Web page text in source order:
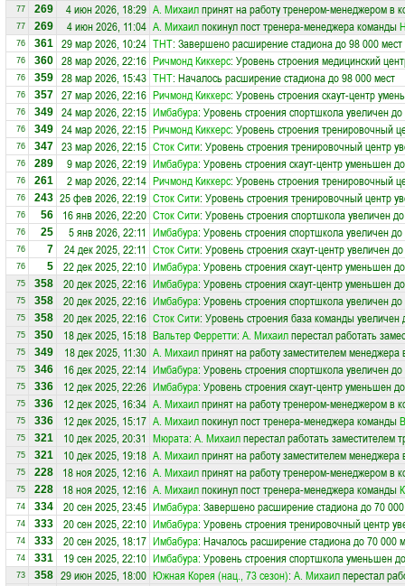
77 269 4 июн 2026, 18:29 А. Михаилпринят на работу тренером-менеджером в
77 269 4 июн 2026, 11:04 А. Михаилпокинул пост тренера-менеджера команды
76 361 29 мар 2026, 10:24 ТНТ: Завершено расширение стадиона до 98 000 мест
76 360 28 мар 2026, 22:16 Ричмонд Киккерс: Уровень строения медицинский
76 359 28 мар 2026, 15:43 ТНТ: Началось расширение стадиона до 98 000 мест
76 357 27 мар 2026, 22:16 Ричмонд Киккерс: Уровень строения скаут-центр
76 349 24 мар 2026, 22:15 Имбабура: Уровень строения спортшкола увеличен
76 349 24 мар 2026, 22:15 Ричмонд Киккерс: Уровень строения тренировочный
76 347 23 мар 2026, 22:15 Сток Сити: Уровень строения тренировочный центр
76 289 9 мар 2026, 22:19 Имбабура: Уровень строения скаут-центр уменьшен
76 261 2 мар 2026, 22:14 Ричмонд Киккерс: Уровень строения тренировочный
76 243 25 фев 2026, 22:19 Сток Сити: Уровень строения тренировочный центр
76 56 16 янв 2026, 22:20 Сток Сити: Уровень строения спортшкола увеличен
76 25 5 янв 2026, 22:11 Имбабура: Уровень строения спортшкола увеличен
76 7 24 дек 2025, 22:11 Сток Сити: Уровень строения скаут-центр увеличен
76 5 22 дек 2025, 22:10 Имбабура: Уровень строения скаут-центр уменьшен
75 358 20 дек 2025, 22:16 Имбабура: Уровень строения скаут-центр уменьшен
75 358 20 дек 2025, 22:16 Имбабура: Уровень строения спортшкола увеличен
75 358 20 дек 2025, 22:16 Сток Сити: Уровень строения база команды увеличен
75 350 18 дек 2025, 15:18 Вальтер Ферретти: А. Михаилперестал работать
75 349 18 дек 2025, 11:30 А. Михаилпринят на работу заместителем
75 346 16 дек 2025, 22:14 Имбабура: Уровень строения спортшкола увеличен
75 336 12 дек 2025, 22:26 Имбабура: Уровень строения скаут-центр уменьшен
75 336 12 дек 2025, 16:34 А. Михаилпринят на работу тренером-менеджером в
75 336 12 дек 2025, 15:17 А. Михаилпокинул пост тренера-менеджера команды
75 321 10 дек 2025, 20:31 Мюрата: А. Михаилперестал работать заместителем
75 321 10 дек 2025, 19:18 А. Михаилпринят на работу заместителем
75 228 18 ноя 2025, 12:16 А. Михаилпринят на работу тренером-менеджером в
75 228 18 ноя 2025, 12:16 А. Михаилпокинул пост тренера-менеджера команды
74 334 20 сен 2025, 23:45 Имбабура: Завершено расширение стадиона до 70
74 333 20 сен 2025, 22:10 Имбабура: Уровень строения тренировочный центр
74 333 20 сен 2025, 18:17 Имбабура: Началось расширение стадиона до 70 000
74 331 19 сен 2025, 22:10 Имбабура: Уровень строения спортшкола уменьшен
73 358 29 июн 2025, 18:00 Южная Корея (нац., 73 сезон): А. Михаилперестал